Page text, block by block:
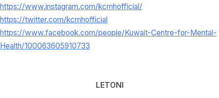
https://www.instagram.com/kcmhofficial/
https://twitter.com/kcmhofficial
https://www.facebook.com/people/Kuwait-Centre-for-Mental-
Health/100063605910733
LETONI